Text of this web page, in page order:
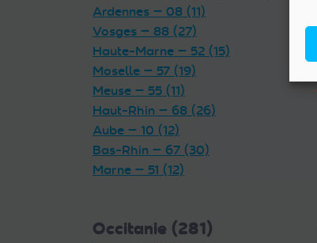
Ardennes — 08 (11)
Vosges — 88 (27)
Haute-Marne — 52 (15)
Moselle — 57 (19)
Meuse — 55 (11)
Haut-Rhin — 68 (26)
Aube — 10 (12)
Bas-Rhin — 67 (30)
Marne — 51 (12)
Occitanie (281)